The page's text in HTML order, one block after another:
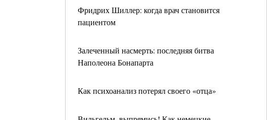
Фридрих Шиллер: когда врач становится
пациентом
Залеченный насмерть: последняя битва
Наполеона Бонапарта
Как психоанализ потерял своего «отца»